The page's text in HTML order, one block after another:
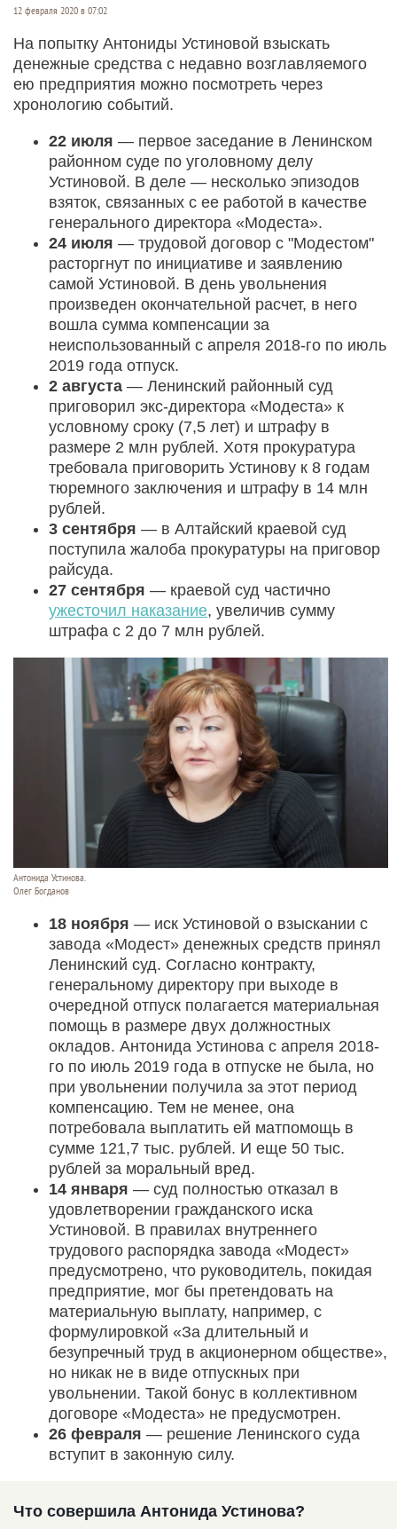
12 февраля 2020 в 07:02
На попытку Антониды Устиновой взыскать
денежные средства с недавно возглавляемого
ею предприятия можно посмотреть через
хронологию событий.
22 июля — первое заседание в Ленинском
районном суде по уголовному делу
Устиновой. В деле — несколько эпизодов
взяток, связанных с ее работой в качестве
генерального директора «Модеста».
24 июля — трудовой договор с "Модестом"
расторгнут по инициативе и заявлению
самой Устиновой. В день увольнения
произведен окончательной расчет, в него
вошла сумма компенсации за
неиспользованный с апреля 2018-го по июль
2019 года отпуск.
2 августа — Ленинский районный суд
приговорил экс-директора «Модеста» к
условному сроку (7,5 лет) и штрафу в
размере 2 млн рублей. Хотя прокуратура
требовала приговорить Устинову к 8 годам
тюремного заключения и штрафу в 14 млн
рублей.
3 сентября — в Алтайский краевой суд
поступила жалоба прокуратуры на приговор
райсуда.
27 сентября — краевой суд частично
ужесточил наказание, увеличив сумму
штрафа с 2 до 7 млн рублей.
Антонида Устинова.
Олег Богданов
18 ноября — иск Устиновой о взыскании с
завода «Модест» денежных средств принял
Ленинский суд. Согласно контракту,
генеральному директору при выходе в
очередной отпуск полагается материальная
помощь в размере двух должностных
окладов. Антонида Устинова с апреля 2018-
го по июль 2019 года в отпуске не была, но
при увольнении получила за этот период
компенсацию. Тем не менее, она
потребовала выплатить ей матпомощь в
сумме 121,7 тыс. рублей. И еще 50 тыс.
рублей за моральный вред.
14 января — суд полностью отказал в
удовлетворении гражданского иска
Устиновой. В правилах внутреннего
трудового распорядка завода «Модест»
предусмотрено, что руководитель, покидая
предприятие, мог бы претендовать на
материальную выплату, например, с
формулировкой «За длительный и
безупречный труд в акционерном обществе»,
но никак не в виде отпускных при
увольнении. Такой бонус в коллективном
договоре «Модеста» не предусмотрен.
26 февраля — решение Ленинского суда
вступит в законную силу.
Что совершила Антонида Устинова?